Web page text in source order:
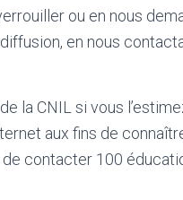
ou en nous
en nous
la CNIL si vous
aux fins de
contacter 100